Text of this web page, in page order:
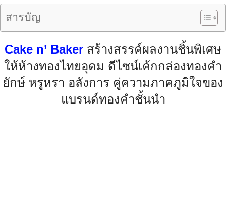
สารบัญ
Cake n’ Baker สร้างสรรค์ผลงานชิ้นพิเศษ
ให้ห้างทองไทยอุดม ดีไซน์เค้กกล่องทองคำ
ยักษ์ หรูหรา อลังการ คู่ความภาคภูมิใจของ
แบรนด์ทองคำชั้นนำ